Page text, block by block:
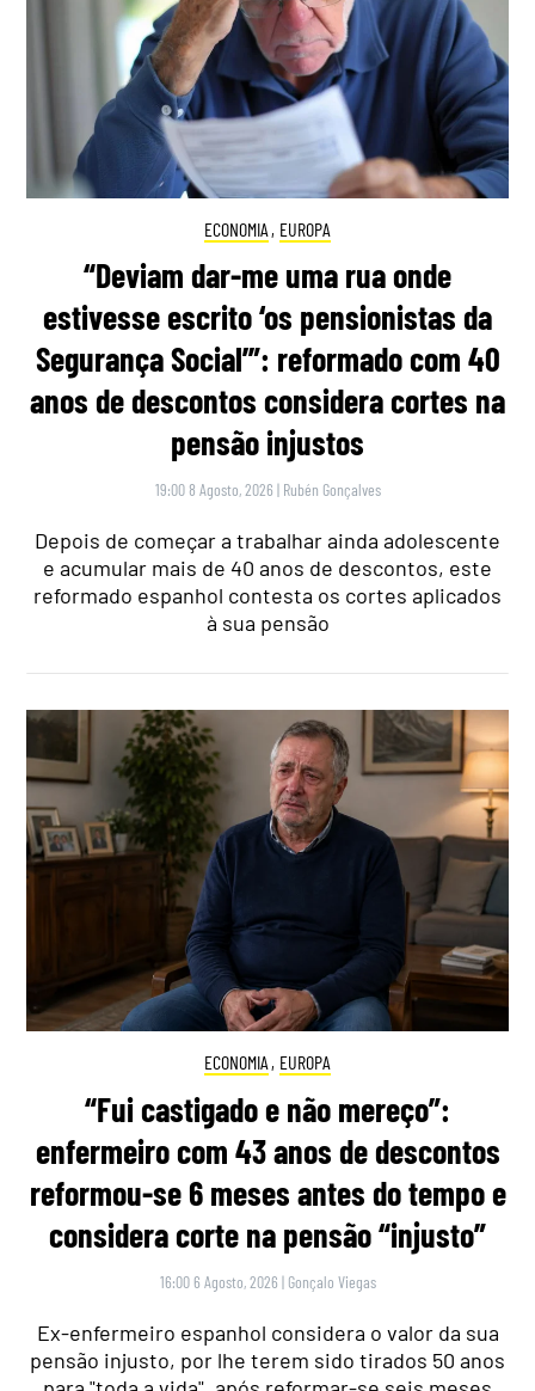
ECONOMIA , EUROPA
“Deviam dar-me uma rua onde
estivesse escrito ‘os pensionistas da
Segurança Social’”: reformado com 40
anos de descontos considera cortes na
pensão injustos
19:00 8 Agosto, 2026 | Rubén Gonçalves
Depois de começar a trabalhar ainda adolescente
e acumular mais de 40 anos de descontos, este
reformado espanhol contesta os cortes aplicados
à sua pensão
ECONOMIA , EUROPA
“Fui castigado e não mereço”:
enfermeiro com 43 anos de descontos
reformou-se 6 meses antes do tempo e
considera corte na pensão “injusto”
16:00 6 Agosto, 2026 | Gonçalo Viegas
Ex-enfermeiro espanhol considera o valor da sua
pensão injusto, por lhe terem sido tirados 50 anos